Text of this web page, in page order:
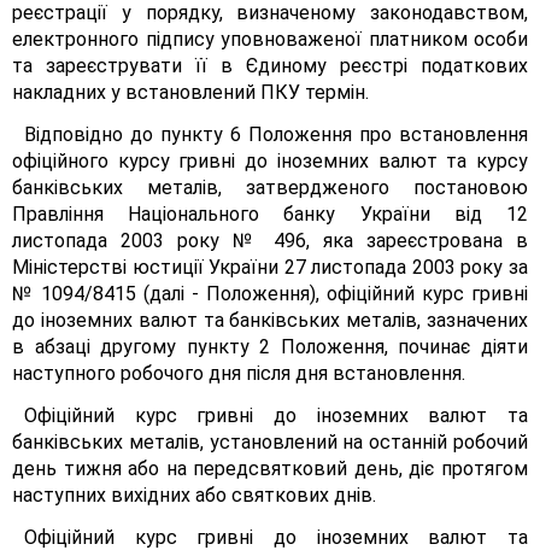
реєстрації у порядку, визначеному законодавством,
електронного підпису уповноваженої платником особи
та зареєструвати її в Єдиному реєстрі податкових
накладних у встановлений ПКУ термін.
Відповідно до пункту 6 Положення про встановлення
офіційного курсу гривні до іноземних валют та курсу
банківських металів, затвердженого постановою
Правління Національного банку України від 12
листопада 2003 року № 496, яка зареєстрована в
Міністерстві юстиції України 27 листопада 2003 року за
№ 1094/8415 (далі - Положення), офіційний курс гривні
до іноземних валют та банківських металів, зазначених
в абзаці другому пункту 2 Положення, починає діяти
наступного робочого дня після дня встановлення.
Офіційний курс гривні до іноземних валют та
банківських металів, установлений на останній робочий
день тижня або на передсвятковий день, діє протягом
наступних вихідних або святкових днів.
Офіційний курс гривні до іноземних валют та